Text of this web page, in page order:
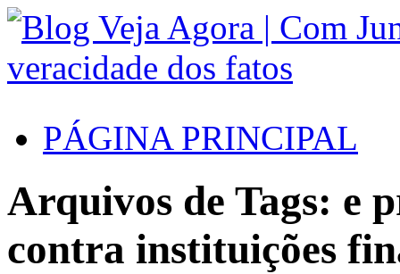
PÁGINA PRINCIPAL
Arquivos de Tags: e
contra instituições